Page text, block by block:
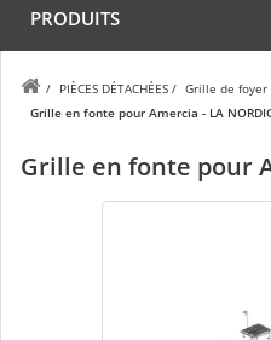
PRODUITS
/ PIÈCES DÉTACHÉES / Grille de foyer
Grille en fonte pour Amercia - LA
Grille en fonte pour